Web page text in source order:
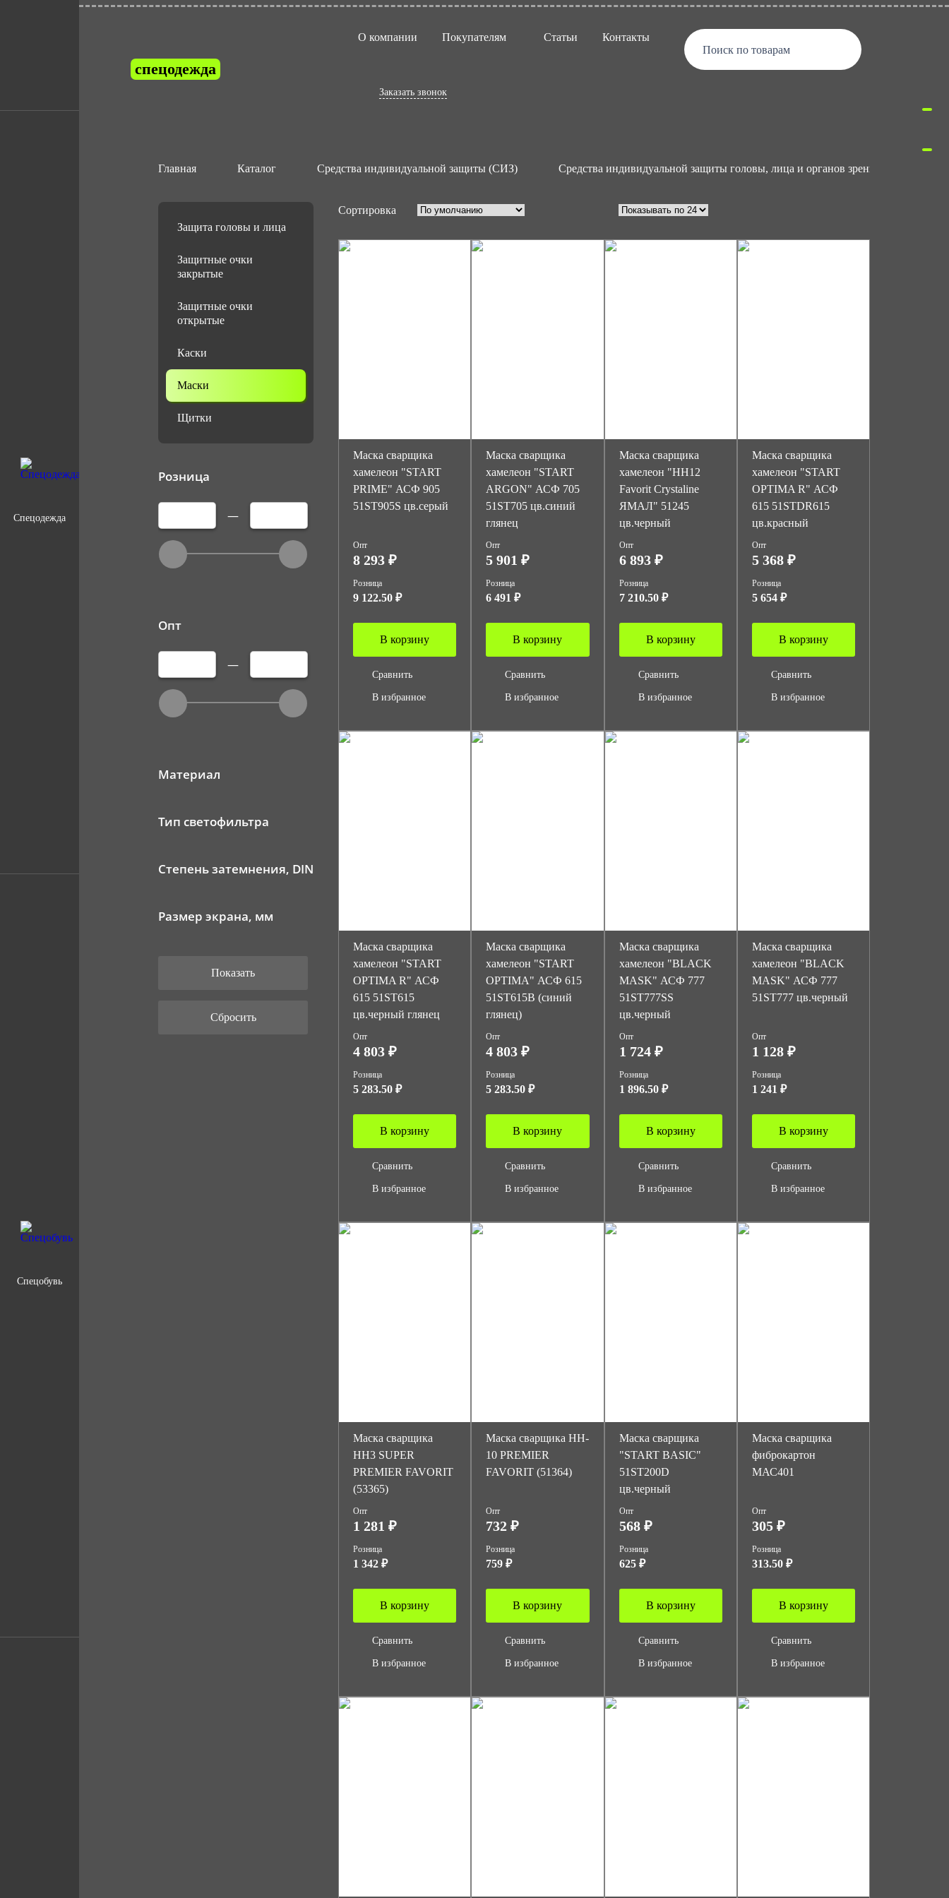
спецодежда
О компании Покупателям Статьи Контакты
Заказать звонок
Поиск по товарам
Спецодежда
Спецобувь
Маски сварщика защитные
Главная Каталог Средства индивидуальной защиты (СИЗ) Средства индивидуальной защиты головы, лица и органов зрения
Защита головы и лица
Защитные очки
закрытые
Защитные очки
открытые
Каски
Маски
Щитки
Розница
—
Опт
—
Материал
Тип светофильтра
Степень затемнения, DIN
Размер экрана, мм
Сортировка
Маска сварщика
хамелеон "START
PRIME" АСФ 905
51ST905S цв.серый
Опт
8 293 ₽
Розница
9 122.50 ₽
В корзину
Сравнить
В избранное
Маска сварщика
хамелеон "START
ARGON" АСФ 705
51ST705 цв.синий
глянец
Опт
5 901 ₽
Розница
6 491 ₽
В корзину
Сравнить
В избранное
Маска сварщика
хамелеон "НН12
Favorit Crystaline
ЯМАЛ" 51245
цв.черный
Опт
6 893 ₽
Розница
7 210.50 ₽
В корзину
Сравнить
В избранное
Маска сварщика
хамелеон "START
OPTIMA R" АСФ
615 51STDR615
цв.красный
Опт
5 368 ₽
Розница
5 654 ₽
В корзину
Сравнить
В избранное
Маска сварщика
хамелеон "START
OPTIMA R" АСФ
615 51ST615
цв.черный глянец
Опт
4 803 ₽
Розница
5 283.50 ₽
В корзину
Сравнить
В избранное
Маска сварщика
хамелеон "START
OPTIMA" АСФ 615
51ST615B (синий
глянец)
Опт
4 803 ₽
Розница
5 283.50 ₽
В корзину
Сравнить
В избранное
Маска сварщика
хамелеон "BLACK
MASK" АСФ 777
51ST777SS
цв.черный
Опт
1 724 ₽
Розница
1 896.50 ₽
В корзину
Сравнить
В избранное
Маска сварщика
хамелеон "BLACK
MASK" АСФ 777
51ST777 цв.черный
Опт
1 128 ₽
Розница
1 241 ₽
В корзину
Сравнить
В избранное
Маска сварщика
НН3 SUPER
PREMIER FAVORIT
(53365)
Опт
1 281 ₽
Розница
1 342 ₽
В корзину
Сравнить
В избранное
Маска сварщика HH-
10 PREMIER
FAVORIT (51364)
Опт
732 ₽
Розница
759 ₽
В корзину
Сравнить
В избранное
Маска сварщика
"START BASIC"
51ST200D
цв.черный
Опт
568 ₽
Розница
625 ₽
В корзину
Сравнить
В избранное
Маска сварщика
фиброкартон
МАС401
Опт
305 ₽
Розница
313.50 ₽
В корзину
Сравнить
В избранное